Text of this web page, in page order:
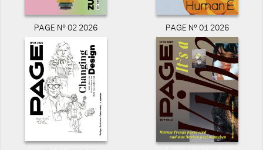
PAGE N° 02 2026 PAGE N° 01 2026